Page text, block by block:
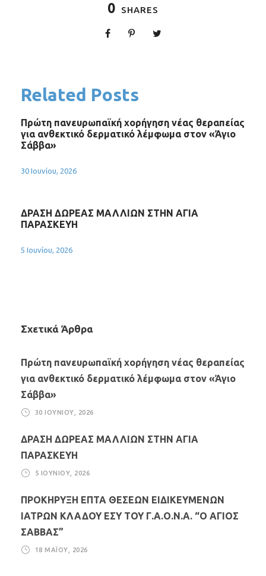
0 SHARES
Related Posts
Πρώτη πανευρωπαϊκή χορήγηση νέας θεραπείας
για ανθεκτικό δερματικό λέμφωμα στον «Άγιο
Σάββα»
30 Ιουνίου, 2026
ΔΡΑΣΗ ΔΩΡΕΑΣ ΜΑΛΛΙΩΝ ΣΤΗΝ ΑΓΙΑ
ΠΑΡΑΣΚΕΥΗ
5 Ιουνίου, 2026
Σχετικά Άρθρα
Πρώτη πανευρωπαϊκή χορήγηση νέας θεραπείας
για ανθεκτικό δερματικό λέμφωμα στον «Άγιο
Σάββα»
30 ΙΟΥΝΊΟΥ, 2026
ΔΡΑΣΗ ΔΩΡΕΑΣ ΜΑΛΛΙΩΝ ΣΤΗΝ ΑΓΙΑ
ΠΑΡΑΣΚΕΥΗ
5 ΙΟΥΝΊΟΥ, 2026
ΠΡΟΚΗΡΥΞΗ ΕΠΤΑ ΘΕΣΕΩΝ ΕΙΔΙΚΕΥΜΕΝΩΝ
ΙΑΤΡΩΝ ΚΛΑΔΟΥ ΕΣΥ ΤΟΥ Γ.Α.Ο.Ν.Α. “Ο ΑΓΙΟΣ
ΣΑΒΒΑΣ”
18 ΜΑΪ́ΟΥ, 2026